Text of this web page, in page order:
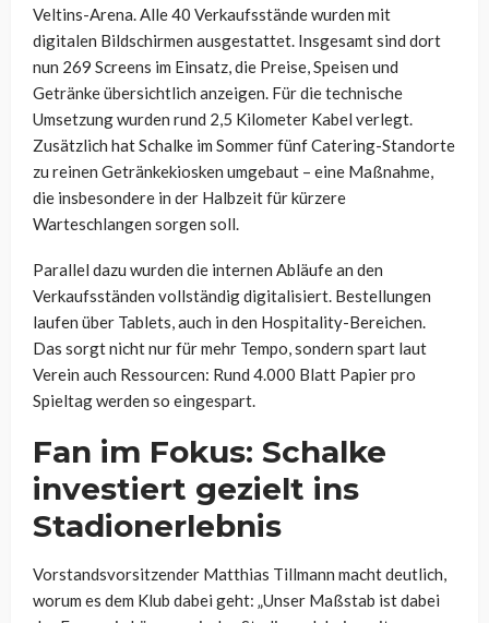
Veltins-Arena. Alle 40 Verkaufsstände wurden mit
digitalen Bildschirmen ausgestattet. Insgesamt sind dort
nun 269 Screens im Einsatz, die Preise, Speisen und
Getränke übersichtlich anzeigen. Für die technische
Umsetzung wurden rund 2,5 Kilometer Kabel verlegt.
Zusätzlich hat Schalke im Sommer fünf Catering-Standorte
zu reinen Getränkekiosken umgebaut – eine Maßnahme,
die insbesondere in der Halbzeit für kürzere
Warteschlangen sorgen soll.
Parallel dazu wurden die internen Abläufe an den
Verkaufsständen vollständig digitalisiert. Bestellungen
laufen über Tablets, auch in den Hospitality-Bereichen.
Das sorgt nicht nur für mehr Tempo, sondern spart laut
Verein auch Ressourcen: Rund 4.000 Blatt Papier pro
Spieltag werden so eingespart.
Fan im Fokus: Schalke
investiert gezielt ins
Stadionerlebnis
Vorstandsvorsitzender Matthias Tillmann macht deutlich,
worum es dem Klub dabei geht: „Unser Maßstab ist dabei